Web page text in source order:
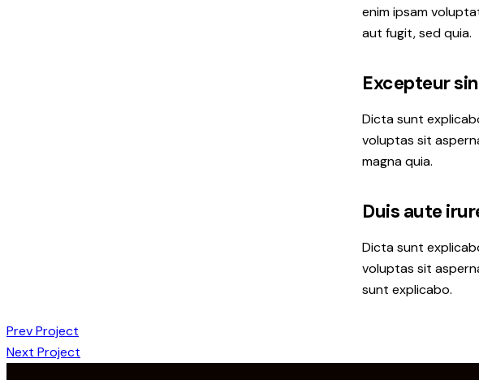
enim ipsam
aut fugit, sed quia.
Excepteur
Dicta sunt
voluptas sit
magna quia.
Duis aute
Dicta sunt
voluptas sit
sunt explicabo.
Prev Project
Next Project